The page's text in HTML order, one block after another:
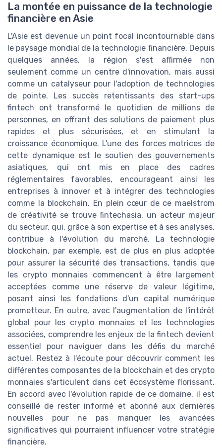
La montée en puissance de la technologie
financière en Asie
L'Asie est devenue un point focal incontournable dans
le paysage mondial de la technologie financière. Depuis
quelques années, la région s'est affirmée non
seulement comme un centre d'innovation, mais aussi
comme un catalyseur pour l'adoption de technologies
de pointe. Les succès retentissants des start-ups
fintech ont transformé le quotidien de millions de
personnes, en offrant des solutions de paiement plus
rapides et plus sécurisées, et en stimulant la
croissance économique. L'une des forces motrices de
cette dynamique est le soutien des gouvernements
asiatiques, qui ont mis en place des cadres
réglementaires favorables, encourageant ainsi les
entreprises à innover et à intégrer des technologies
comme la blockchain. En plein cœur de ce maelstrom
de créativité se trouve fintechasia, un acteur majeur
du secteur, qui, grâce à son expertise et à ses analyses,
contribue à l'évolution du marché. La technologie
blockchain, par exemple, est de plus en plus adoptée
pour assurer la sécurité des transactions, tandis que
les crypto monnaies commencent à être largement
acceptées comme une réserve de valeur légitime,
posant ainsi les fondations d'un capital numérique
prometteur. En outre, avec l'augmentation de l'intérêt
global pour les crypto monnaies et les technologies
associées, comprendre les enjeux de la fintech devient
essentiel pour naviguer dans les défis du marché
actuel. Restez à l'écoute pour découvrir comment les
différentes composantes de la blockchain et des crypto
monnaies s'articulent dans cet écosystème florissant.
En accord avec l'évolution rapide de ce domaine, il est
conseillé de rester informé et abonné aux dernières
nouvelles pour ne pas manquer les avancées
significatives qui pourraient influencer votre stratégie
financière.